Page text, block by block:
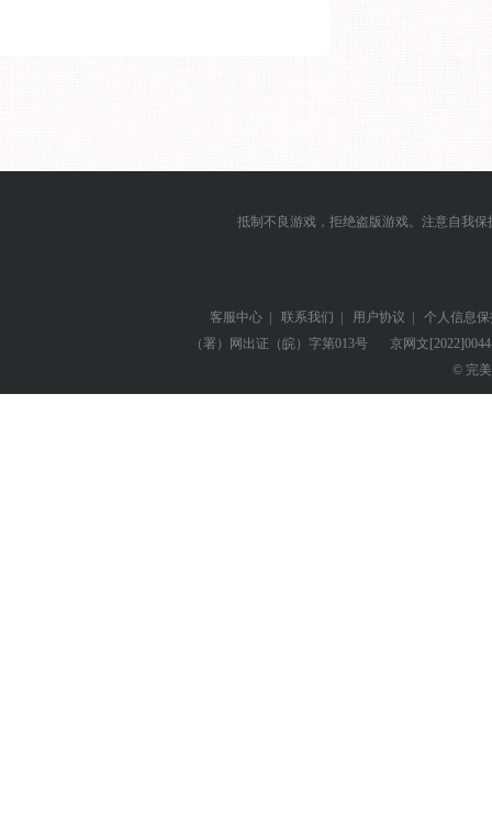
抵制不良游戏，拒绝盗版游戏。注意自我
客服中心 | 联系我们 | 用户协议 |
个人信息
（署）网出证（皖）字第013号
京网文
© 完美